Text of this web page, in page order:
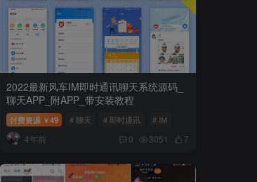
2022最新风车IM即时通讯聊天系统源码_
聊天APP_附APP_带安装教程
付费资源 ￥49 # 聊天 # 即时通讯 # IM
4年前 0 3051 7